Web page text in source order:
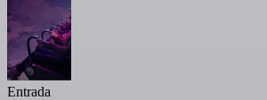
Entrada